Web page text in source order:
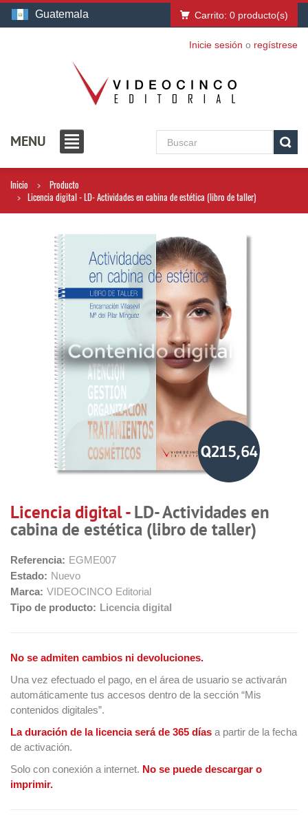
Guatemala Carrito: 0 producto(s)
Inicie sesión o regístrese
MENU
Inicio
Producto
Licencia digital - LD- Actividades en cabina de estética (libro de taller)
Q215,64
Licencia digital -LD- Actividades en
cabina de estética (libro de taller)
Referencia: EGME007
Estado: Nuevo
Marca: VIDEOCINCO Editorial
Tipo de producto: Licencia digital
No se admiten cambios ni devoluciones.
Una vez efectuado el pago, en el área de usuario se activarán
automáticamente tus accesos dentro de la sección “Mis
contenidos digitales”.
La duración de la licencia será de 365 días a partir de la fecha
de activación.
Solo con conexión a internet. No se puede descargar o
imprimir.